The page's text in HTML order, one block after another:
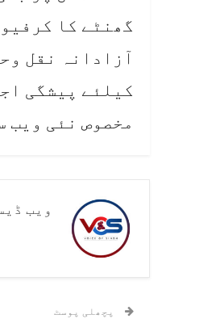
گھنٹے کا
آزادانہ نقل
کیلئے پیشگی
مخصوص نئی ویب
ویب
پچھلی پوسٹ